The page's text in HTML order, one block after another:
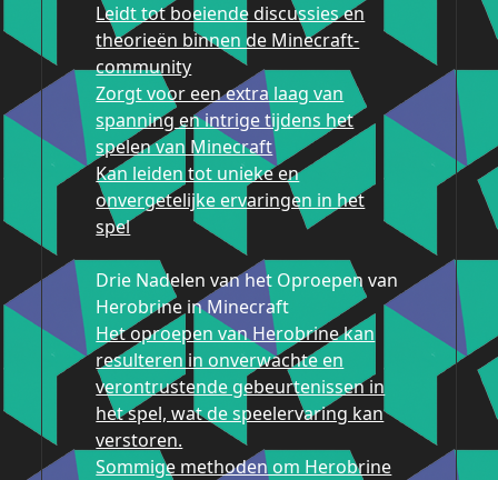
Leidt tot boeiende discussies en
theorieën binnen de Minecraft-
community
Zorgt voor een extra laag van
spanning en intrige tijdens het
spelen van Minecraft
Kan leiden tot unieke en
onvergetelijke ervaringen in het
spel
Drie Nadelen van het Oproepen van
Herobrine in Minecraft
Het oproepen van Herobrine kan
resulteren in onverwachte en
verontrustende gebeurtenissen in
het spel, wat de speelervaring kan
verstoren.
Sommige methoden om Herobrine